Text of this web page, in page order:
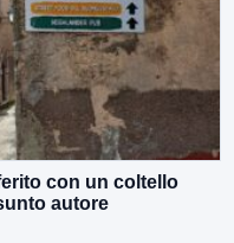
con un coltello
autore